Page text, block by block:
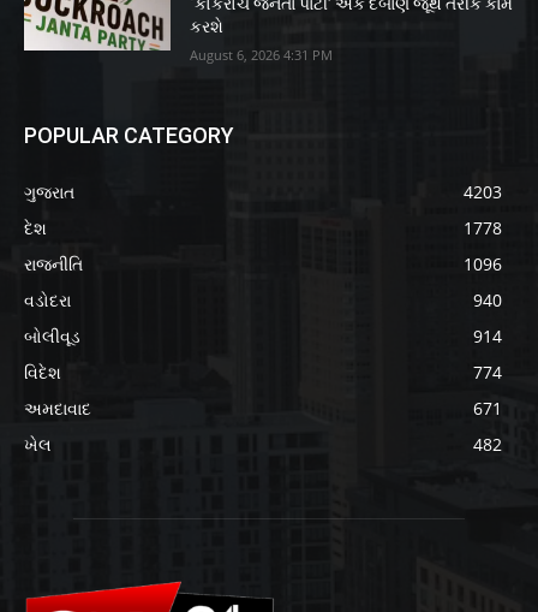
કરશે
August 6, 2026 4:31 PM
POPULAR CATEGORY
ગુજરાત
4203
દેશ
1778
રાજનીતિ
1096
વડોદરા
940
બોલીવૂડ
914
વિદેશ
774
અમદાવાદ
671
ખેલ
482